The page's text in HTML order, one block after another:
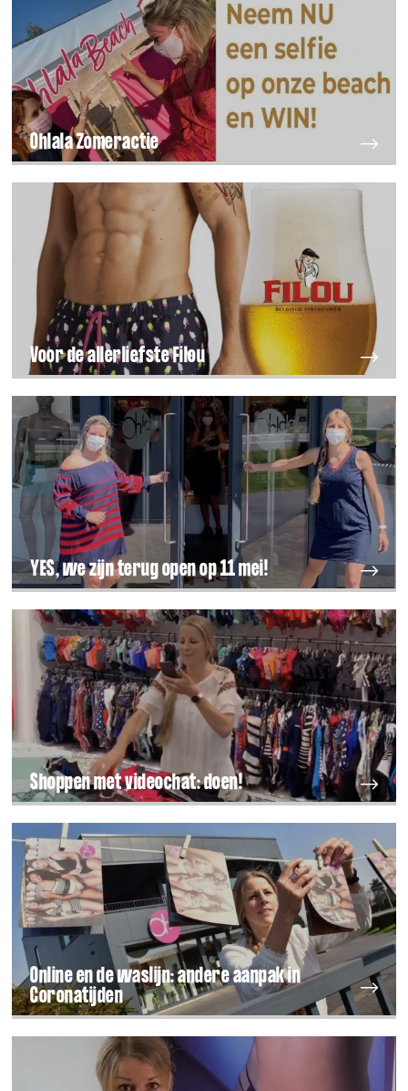
Ohlala Zomeractie
Voor de allerliefste Filou
YES, we zijn terug open op 11 mei!
Shoppen met videochat: doen!
Online en de waslijn: andere aanpak in
Coronatijden